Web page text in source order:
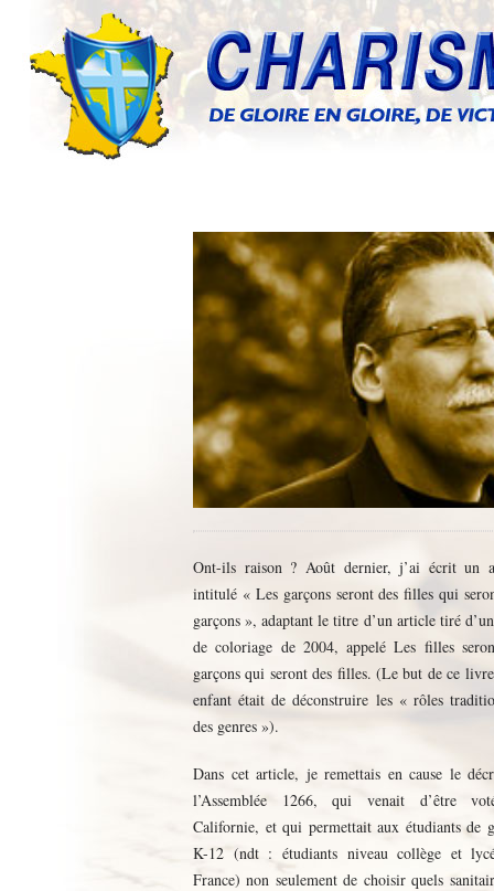
Ont-ils raison ? Août dernier, j’ai écrit un
intitulé « Les garçons seront des filles qui
garçons », adaptant le titre d’un article tiré
de coloriage de 2004, appelé Les filles
garçons qui seront des filles. (Le but de ce
enfant était de déconstruire les « rôles
des genres »).
Dans cet article, je remettais en cause le
l’Assemblée 1266, qui venait d’être
Californie, et qui permettait aux étudiants de
K-12 (ndt : étudiants niveau collège et
France) non seulement de choisir quels